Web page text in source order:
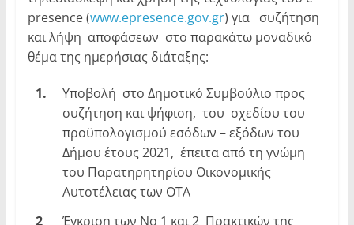
presence (www.epresence.gov.gr) για συζήτηση
και λήψη αποφάσεων στο παρακάτω μοναδικό
θέμα της ημερήσιας διάταξης:
1.
Υποβολή στο Δημοτικό Συμβούλιο προς
συζήτηση και ψήφιση, του σχεδίου του
προϋπολογισμού εσόδων – εξόδων του
Δήμου έτους 2021, έπειτα από τη γνώμη
του Παρατηρητηρίου Οικονομικής
Αυτοτέλειας των ΟΤΑ
2
Έγκριση των Νο 1 και 2 Πρακτικών της